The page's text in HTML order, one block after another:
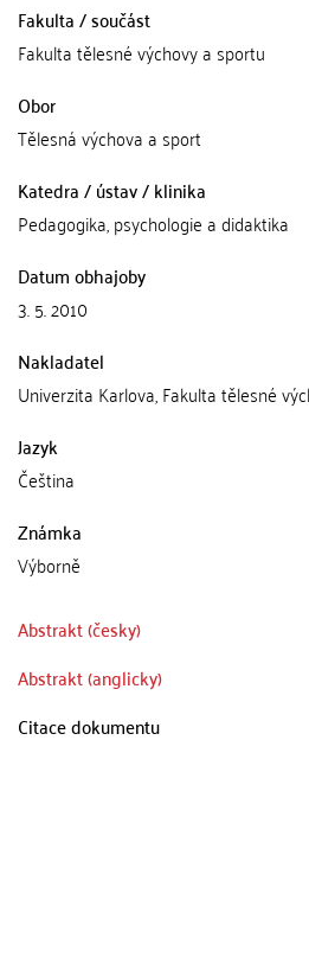
Fakulta / součást
Fakulta tělesné výchovy a sportu
Obor
Tělesná výchova a sport
Katedra / ústav / klinika
Pedagogika, psychologie a didaktika
Datum obhajoby
3. 5. 2010
Nakladatel
Univerzita Karlova, Fakulta tělesné
Jazyk
Čeština
Známka
Výborně
Abstrakt (česky)
Abstrakt (anglicky)
Citace dokumentu